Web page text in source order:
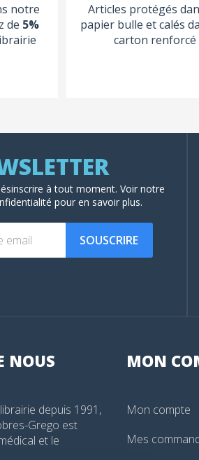
notre
de 5%
Articles protégés
papier bulle et calés
carton renforcé
à tout moment. Voirnotre
pour en savoir plus.
SOUSCRIRE
NOUS
depuis 1991,
Grego est
et le
MON
Mon compte
Mes